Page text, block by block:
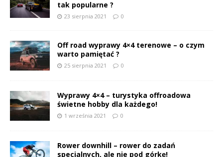
tak popularne ?
23 sierpnia 2021 0
Off road wyprawy 4×4 terenowe – o czym
warto pamiętać ?
25 sierpnia 2021 0
Wyprawy 4×4 – turystyka offroadowa
świetne hobby dla każdego!
1 września 2021 0
Rower downhill – rower do zadań
specjalnych, ale nie pod górkę!